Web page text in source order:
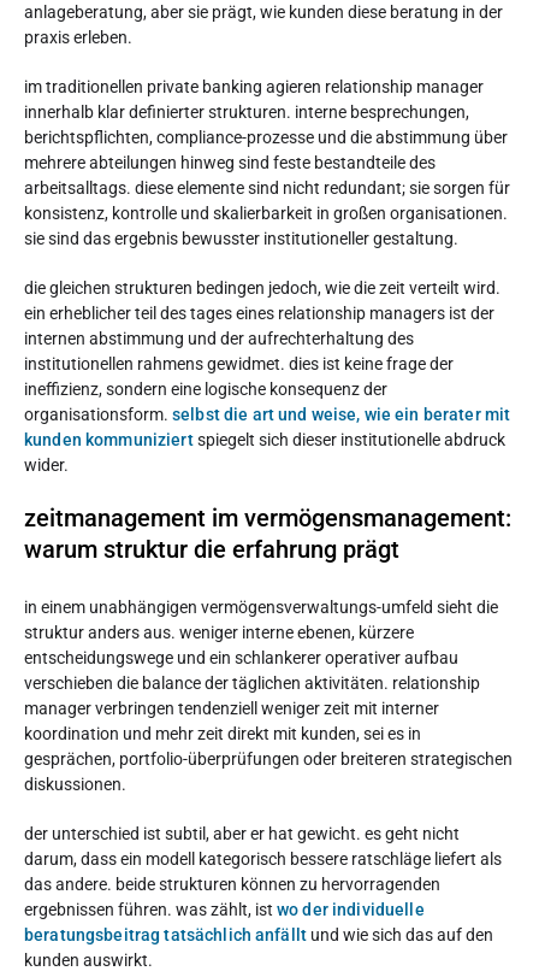
anlageberatung, aber sie prägt, wie kunden diese beratung in der
praxis erleben.
im traditionellen private banking agieren relationship manager
innerhalb klar definierter strukturen. interne besprechungen,
berichtspflichten, compliance-prozesse und die abstimmung über
mehrere abteilungen hinweg sind feste bestandteile des
arbeitsalltags. diese elemente sind nicht redundant; sie sorgen für
konsistenz, kontrolle und skalierbarkeit in großen organisationen.
sie sind das ergebnis bewusster institutioneller gestaltung.
die gleichen strukturen bedingen jedoch, wie die zeit verteilt wird.
ein erheblicher teil des tages eines relationship managers ist der
internen abstimmung und der aufrechterhaltung des
institutionellen rahmens gewidmet. dies ist keine frage der
ineffizienz, sondern eine logische konsequenz der
organisationsform. selbst die art und weise, wie ein berater mit
kunden kommuniziertspiegelt sich dieser institutionelle abdruck
wider.
zeitmanagement im vermögensmanagement:
warum struktur die erfahrung prägt
in einem unabhängigen vermögensverwaltungs-umfeld sieht die
struktur anders aus. weniger interne ebenen, kürzere
entscheidungswege und ein schlankerer operativer aufbau
verschieben die balance der täglichen aktivitäten. relationship
manager verbringen tendenziell weniger zeit mit interner
koordination und mehr zeit direkt mit kunden, sei es in
gesprächen, portfolio-überprüfungen oder breiteren strategischen
diskussionen.
der unterschied ist subtil, aber er hat gewicht. es geht nicht
darum, dass ein modell kategorisch bessere ratschläge liefert als
das andere. beide strukturen können zu hervorragenden
ergebnissen führen. was zählt, ist wo der individuelle
beratungsbeitrag tatsächlich anfällt und wie sich das auf den
kunden auswirkt.